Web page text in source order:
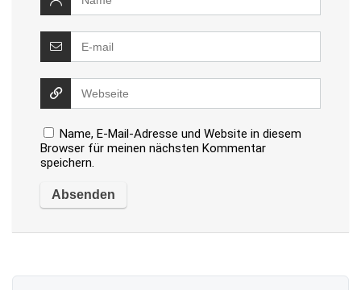
Name, E-Mail-Adresse und Website in diesem
Browser für meinen nächsten Kommentar
speichern.